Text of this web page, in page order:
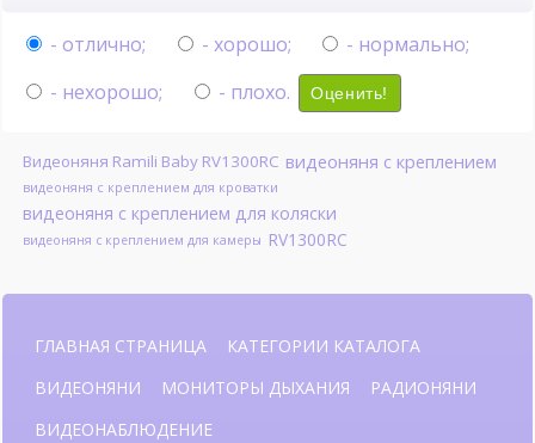
- отлично; - хорошо;
- нормально;
- нехорошо;
- плохо. Оценить!
Видеоняня Ramili Baby RV1300RC видеоняня с креплением
видеоняня с креплением для кроватки
видеоняня с креплением для коляски
видеоняня с креплением для камеры RV1300RC
ГЛАВНАЯ СТРАНИЦА
КАТЕГОРИИ КАТАЛОГА
ВИДЕОНЯНИ
МОНИТОРЫ ДЫХАНИЯ
РАДИОНЯНИ
ВИДЕОНАБЛЮДЕНИЕ